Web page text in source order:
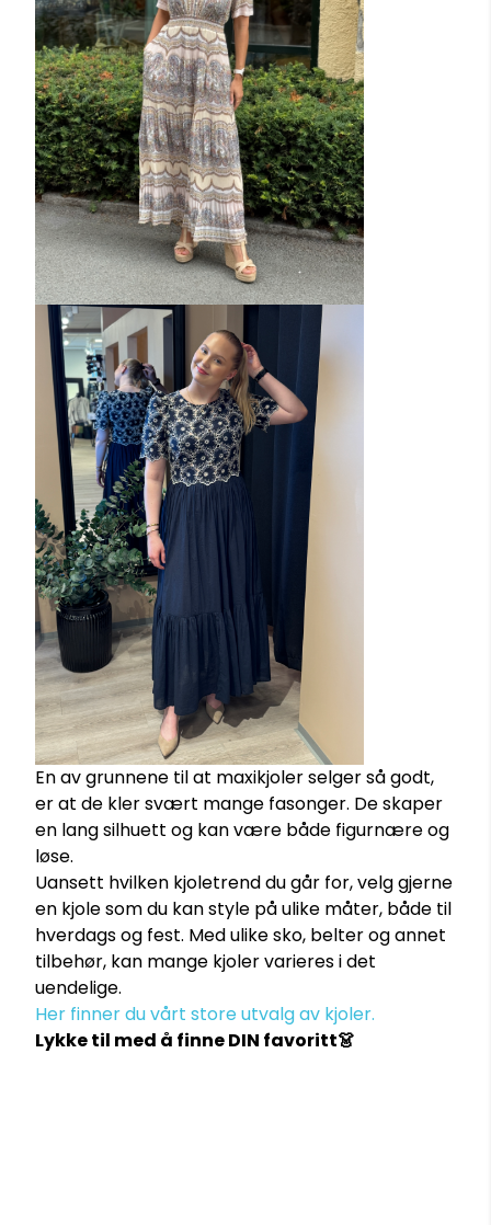
En av grunnene til at maxikjoler selger så godt,
er at de kler svært mange fasonger. De skaper
en lang silhuett og kan være både figurnære og
løse.
Uansett hvilken kjoletrend du går for, velg gjerne
en kjole som du kan style på ulike måter, både til
hverdags og fest. Med ulike sko, belter og annet
tilbehør, kan mange kjoler varieres i det
uendelige.
Her finner du vårt store utvalg av kjoler.
Lykke til med å finne DIN favoritt👗